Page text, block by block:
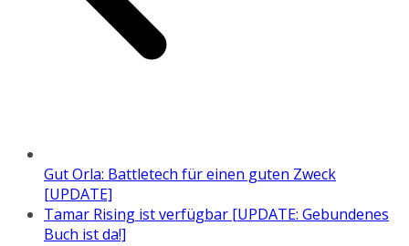
Gut Orla: Battletech für einen guten Zweck
[UPDATE]
Tamar Rising ist verfügbar [UPDATE: Gebundenes
Buch ist da!]